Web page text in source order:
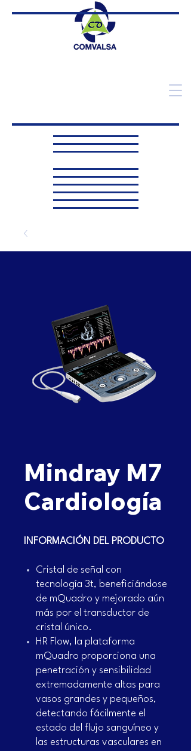
Mindray M7
Cardiología
INFORMACIÓN DEL PRODUCTO
Cristal de señal con
tecnología 3t, beneficiándose
de mQuadro y mejorado aún
más por el transductor de
cristal único.
HR Flow, la plataforma
mQuadro proporciona una
penetración y sensibilidad
extremadamente altas para
vasos grandes y pequeños,
detectando fácilmente el
estado del flujo sanguíneo y
las estructuras vasculares en